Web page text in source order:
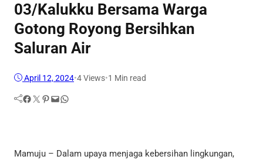
03/Kalukku Bersama Warga
Gotong Royong Bersihkan
Saluran Air
April 12, 2024•4Views•1 Min read
Facebook Twitter Pinterest Mail WhatsApp
Mamuju – Dalam upaya menjaga kebersihan lingkungan,